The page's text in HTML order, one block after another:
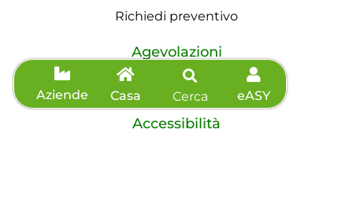
Aziende Casa Cerca eASY
Richiedi preventivo
Agevolazioni
Informazioni sisma
Accessibilità